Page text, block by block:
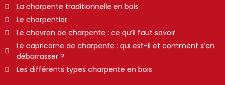
La charpente traditionnelle en bois
Le charpentier
Le chevron de charpente : ce qu’il faut savoir
Le capricorne de charpente : qui est-il et comment s’en
débarrasser ?
Les différents types charpente en bois